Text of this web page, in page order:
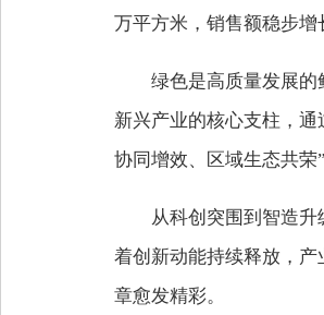
万平方米，销售额稳步增
绿色是高质量发展
新兴产业的核心支柱，
协同增效、区域生态共
从科创突围到智造
着创新动能持续释放，
章愈发精彩。